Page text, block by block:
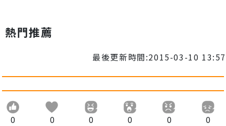
熱門推薦
最後更新時間:2015-03-10 13:57
0 0 0 0 0 0